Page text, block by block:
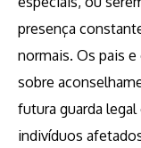
presença
normais. Os pais
sobre
futura guarda
indivíduos